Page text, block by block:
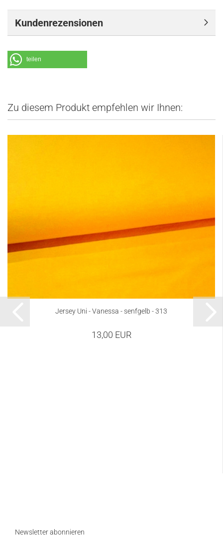
Kundenrezensionen
teilen
Zu diesem Produkt empfehlen wir Ihnen:
Jersey Uni - Vanessa - senfgelb - 313
13,00 EUR
Newsletter abonnieren